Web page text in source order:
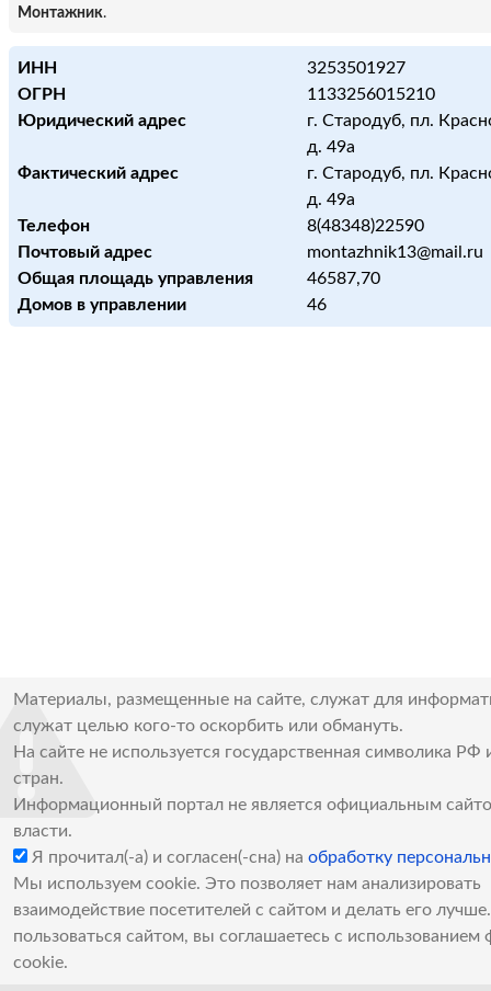
Монтажник.
ИНН
3253501927
ОГРН
1133256015210
Юридический адрес
г. Стародуб, пл.
д. 49а
Фактический адрес
г. Стародуб, пл.
д. 49а
Телефон
8(48348)22590
Почтовый адрес
montazhnik13@mail.ru
Общая площадь управления
46587,70
Домов в управлении
46
Материалы, размещенные на сайте, служат для
служат целью кого-то оскорбить или обмануть.
На сайте не используется государственная символика РФ
стран.
Информационный портал не является официальным
власти.
Я прочитал(-а) и согласен(-сна) на обработку
Мы используем cookie. Это позволяет нам анализировать
взаимодействие посетителей с сайтом и делать его
пользоваться сайтом, вы соглашаетесь с использованием
cookie.